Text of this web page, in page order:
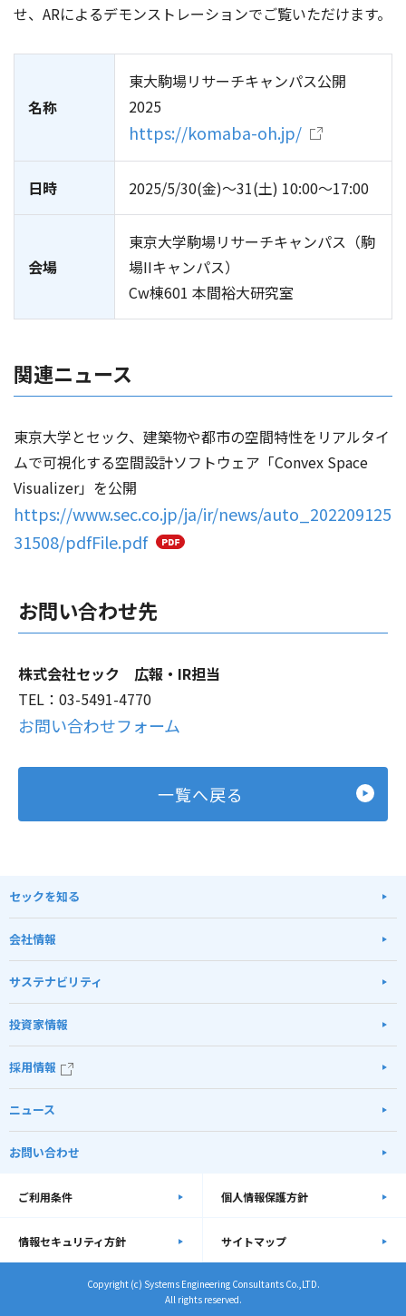
せ、ARによるデモンストレーションでご覧いただけます。
名称
東大駒場リサーチキャンパス公開
2025
https://komaba-oh.jp/
日時 2025/5/30(金)～31(土) 10:00～17:00
会場
東京大学駒場リサーチキャンパス（駒
場IIキャンパス）
Cw棟601 本間裕大研究室
関連ニュース
東京大学とセック、建築物や都市の空間特性をリアルタイ
ムで可視化する空間設計ソフトウェア「Convex Space
Visualizer」を公開
https://www.sec.co.jp/ja/ir/news/auto_202209125
31508/pdfFile.pdf
お問い合わせ先
株式会社セック 広報・IR担当
TEL：03-5491-4770
お問い合わせフォーム
一覧へ戻る
セックを知る
会社情報
サステナビリティ
投資家情報
採用情報
ニュース
お問い合わせ
ご利用条件 個人情報保護方針
情報セキュリティ方針 サイトマップ
Copyright (c) Systems Engineering Consultants Co.,LTD.
All rights reserved.